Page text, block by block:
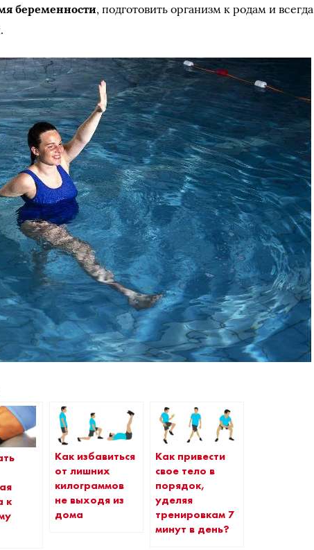
беременности, подготовить организм к родам и всегда
к
Как избавиться
от лишних
килограммов
не выходя из
дома
Как привести
свое тело в
порядок,
уделяя
тренировкам 7
минут в день?